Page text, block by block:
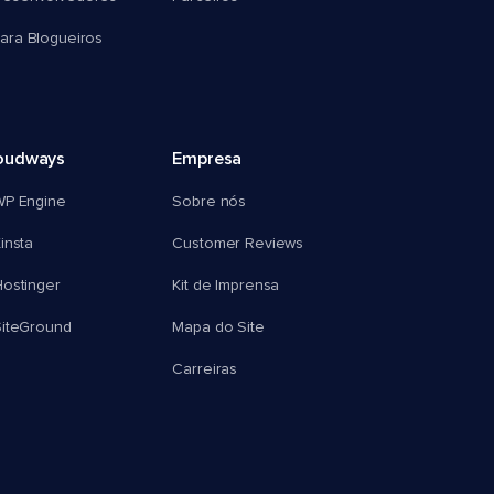
Blogueiros
Engine
Empresa
Sobre nós
Customer Reviews
Kit de Imprensa
Mapa do Site
Carreiras